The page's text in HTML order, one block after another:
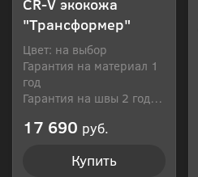
CR-V экокожа
"Трансформер"
Цвет: на выбор
Гарантия на материал 1
год
Гарантия на швы 2 года
17 690 руб.
Купить